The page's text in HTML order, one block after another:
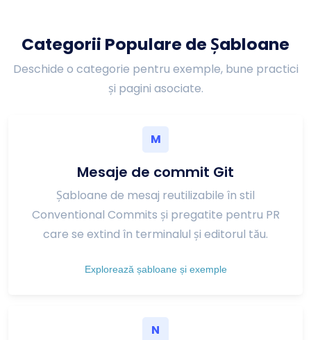
Categorii Populare de Șabloane
Deschide o categorie pentru exemple, bune practici
și pagini asociate.
M
Mesaje de commit Git
Șabloane de mesaj reutilizabile în stil
Conventional Commits și pregatite pentru PR
care se extind în terminalul și editorul tău.
Explorează șabloane și exemple
N